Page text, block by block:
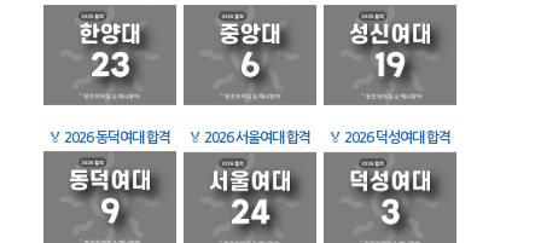
🏅 2026 동덕여대 합격 🏅 2026 서울여대 합격 🏅 2026 덕성여대 합격